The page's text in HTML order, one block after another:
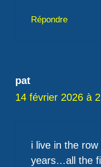
Répondre
pat
14 février 2026 à
i live in the
years…all the